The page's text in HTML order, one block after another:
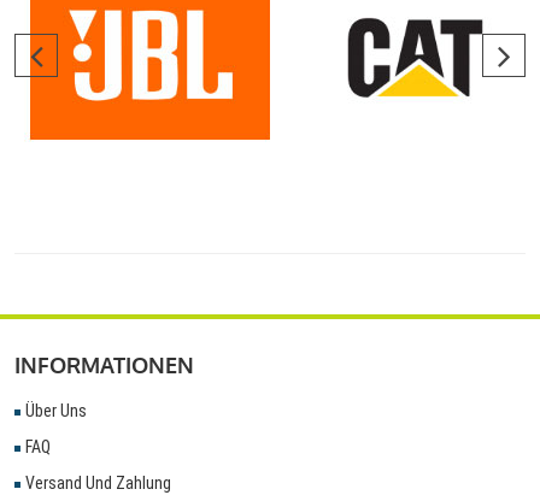
INFORMATIONEN
Über Uns
FAQ
Versand Und Zahlung